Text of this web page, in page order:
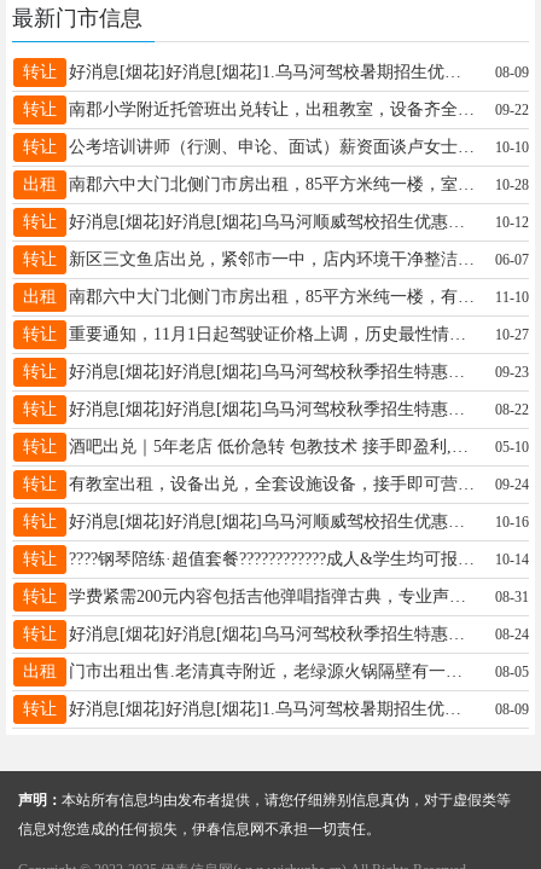
最新门市信息
转让 好消息[烟花]好消息[烟花]1.乌马河驾校暑期招生优惠小车C1C21500元培训费，摩托车D500元培训费正规驾校专业团队，一对一练车全程VIP教学2.招聘，教练员，交社保医保报名电话13846609268微信同步王教13846609268 08-09
转让 南郡小学附近托管班出兑转让，出租教室，设备齐全，接手即可经营联系电话:13766759910王女士13766759910 09-22
转让 公考培训讲师（行测、申论、面试）薪资面谈卢女士15604587700 10-10
出租 10-28
转让 好消息[烟花]好消息[烟花]乌马河顺威驾校招生优惠小车C1C21500元，摩托车D500元,正规驾校，一对一练车全程VIP教学????????有证陪练????????报名电话13846609268微信同步王教13846609268 10-12
转让 新区三文鱼店出兑，紧邻市一中，店内环境干净整洁，一人可干，三文鱼整条供应链及配套产品货源都可提供，如果有好项目也可自营更改，格局面积够用，家中用钱优惠出，13846661113 06-07
出租 南郡六中大门北侧门市房出租，85平方米纯一楼，有部分餐饮设备，门脸敞亮牌匾大方。联系电话13846633332 11-10
转让 重要通知，11月1日起驾驶证价格上调，历史最性情价不再有，还有几天想报名的抓紧吧，报名电话☎️13846609268(微信同步)王教13846609268 10-27
转让 好消息[烟花]好消息[烟花]乌马河驾校秋季招生特惠小车C1C21500元培训费，摩托车D500元培训费正规驾校专业团队，一对一练车全程VIP教学报名电话13846609268微信同步王教13846609268 09-23
转让 好消息[烟花]好消息[烟花]乌马河驾校秋季招生特惠小车C1C21500元培训费，摩托车D500元培训费正规驾校专业团队，一对一练车全程VIP教学报名电话13846609268微信同步王教13846609268 08-22
转让 05-10
转让 有教室出租，设备出兑，全套设施设备，接手即可营业联系电话13766759910王女士13766759910 09-24
转让 好消息[烟花]好消息[烟花]乌马河顺威驾校招生优惠小车C1C21500元，摩托车D500元,正规驾校，一对一练车全程VIP教学????????有证陪练????????报名电话13846609268微信同步王教13846609268 10-16
转让 10-14
转让 学费紧需200元内容包括吉他弹唱指弹古典，专业声乐吉他老师授课。8月30开学四个月一个学期。欢迎报名何老师13766722865 08-31
转让 好消息[烟花]好消息[烟花]乌马河驾校秋季招生特惠小车C1C21500元培训费，摩托车D500元培训费正规驾校专业团队，一对一练车全程VIP教学报名电话13846609268微信同步王教13846609268 08-24
出租 门市出租出售.老清真寺附近，老绿源火锅隔壁有一门市对外出租出售，一二楼连体102平方，地下室还有50平方，房子板正，适合做各种买卖，价格便宜，联系电话：13845887922 08-05
转让 好消息[烟花]好消息[烟花]1.乌马河驾校暑期招生优惠小车C1C21500元培训费，摩托车D500元培训费正规驾校专业团队，一对一练车全程VIP教学2.招聘，教练员，交社保医保报名电话13846609268微信同步王教13846609268 08-09
声明： 本站所有信息均由发布者提供，请您仔细辨别信息真伪，对于虚假类等
信息对您造成的任何损失，伊春信息网不承担一切责任。